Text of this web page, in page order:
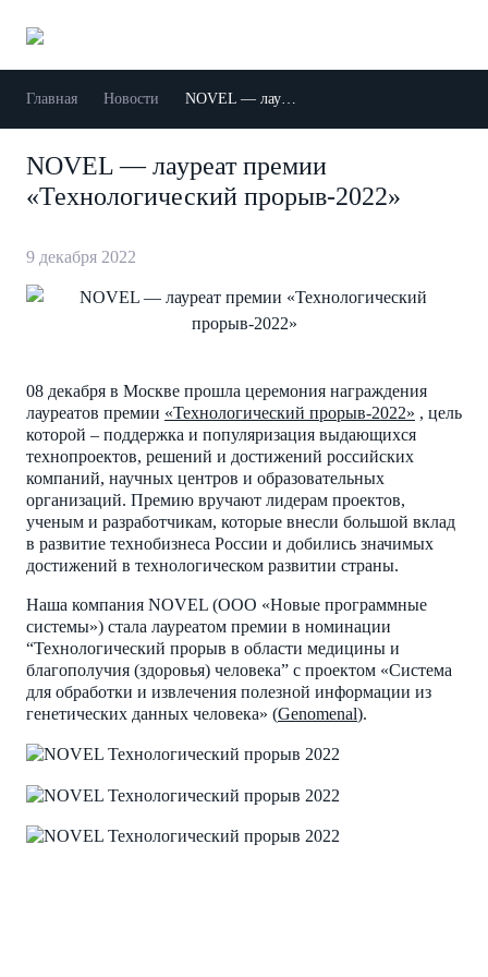
Главная Новости NOVEL — лауреат премии «Технологический прорыв-2022»
NOVEL — лауреат премии
«Технологический прорыв-2022»
9 декабря 2022
08 декабря в Москве прошла церемония награждения
лауреатов премии «Технологический прорыв-2022» , цель
которой – поддержка и популяризация выдающихся
технопроектов, решений и достижений российских
компаний, научных центров и образовательных
организаций. Премию вручают лидерам проектов,
ученым и разработчикам, которые внесли большой вклад
в развитие технобизнеса России и добились значимых
достижений в технологическом развитии страны.
Наша компания NOVEL (ООО «Новые программные
системы») стала лауреатом премии в номинации
“Технологический прорыв в области медицины и
благополучия (здоровья) человека” с проектом «Система
для обработки и извлечения полезной информации из
генетических данных человека» (Genomenal).